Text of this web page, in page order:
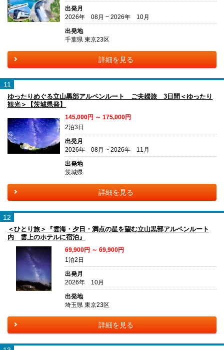
出発月
2026年 08月 ~ 2026年 10月
出発地
千葉県 東京23区
詳細を見る
11
ゆったりめぐる立山黒部アルペンルート ご夫婦旅 3日間＜ゆったり
観光＞【茨城県発】
145,000円 ～ 175,000円
2泊3日
出発月
2026年 08月 ~ 2026年 11月
出発地
茨城県
詳細を見る
12
＜ひとり旅＞『雲海・夕日・満点の星を望む立山黒部アルペンルート
内 雲上のホテルに宿泊』
69,900円 ～ 69,900円
1泊2日
出発月
2026年 10月
出発地
埼玉県 東京23区
詳細を見る